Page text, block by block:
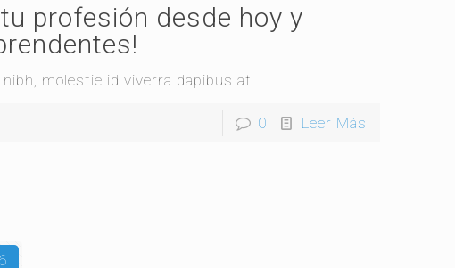
profesión desde hoy y
molestie id viverra dapibus at.
0 Leer Más
6